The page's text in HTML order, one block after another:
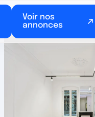
Voir nos
annonces